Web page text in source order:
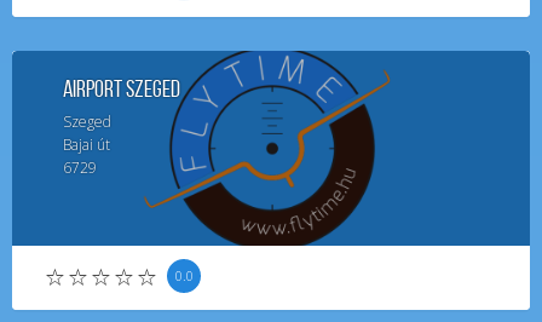
Airport Szeged
Szeged
Bajai út
6729
0.0